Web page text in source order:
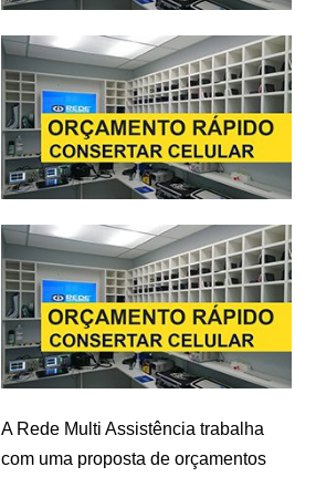
A Rede Multi Assistência trabalha
com uma proposta de orçamentos